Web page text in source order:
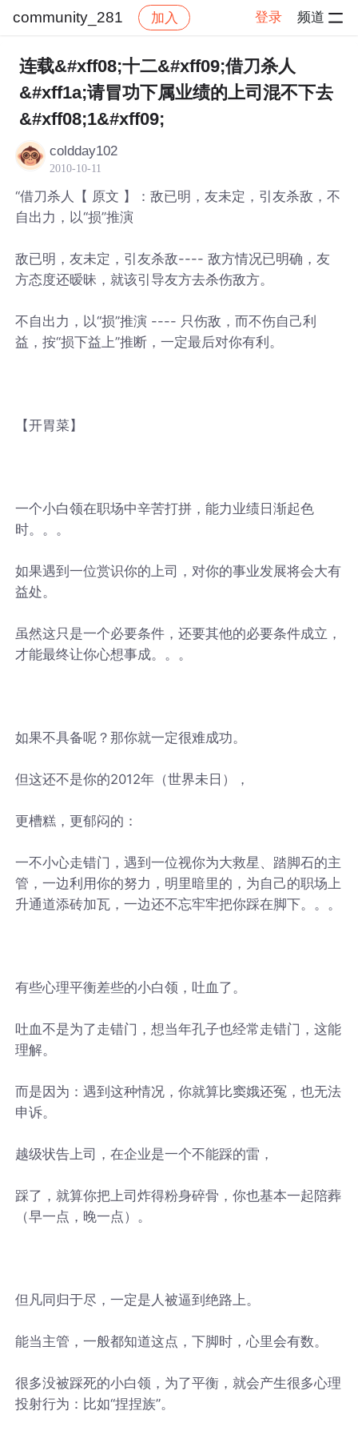
community_281 加入 登录 频道
社区 community_281 帖子详情
连载&#xff08;十二&#xff09;借刀杀人
&#xff1a;请冒功下属业绩的上司混不下去
&#xff08;1&#xff09;
coldday102
2010-10-11
“借刀杀人【 原文 】：敌已明，友未定，引友杀敌，不
自出力，以“损”推演
敌已明，友未定，引友杀敌---- 敌方情况已明确，友
方态度还暧昧，就该引导友方去杀伤敌方。
不自出力，以“损”推演 ---- 只伤敌，而不伤自己利
益，按“损下益上”推断，一定最后对你有利。
【开胃菜】
一个小白领在职场中辛苦打拼，能力业绩日渐起色
时。。。
如果遇到一位赏识你的上司，对你的事业发展将会大有
益处。
虽然这只是一个必要条件，还要其他的必要条件成立，
才能最终让你心想事成。。。
如果不具备呢？那你就一定很难成功。
但这还不是你的2012年（世界未日），
更槽糕，更郁闷的：
一不小心走错门，遇到一位视你为大救星、踏脚石的主
管，一边利用你的努力，明里暗里的，为自己的职场上
升通道添砖加瓦，一边还不忘牢牢把你踩在脚下。。。
有些心理平衡差些的小白领，吐血了。
吐血不是为了走错门，想当年孔子也经常走错门，这能
理解。
而是因为：遇到这种情况，你就算比窦娥还冤，也无法
申诉。
越级状告上司，在企业是一个不能踩的雷，
踩了，就算你把上司炸得粉身碎骨，你也基本一起陪葬
（早一点，晚一点）。
但凡同归于尽，一定是人被逼到绝路上。
能当主管，一般都知道这点，下脚时，心里会有数。
很多没被踩死的小白领，为了平衡，就会产生很多心理
投射行为：比如“捏捏族”。